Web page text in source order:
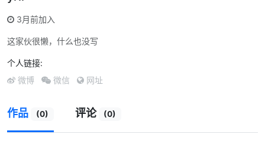
3月前加入
这家伙很懒，什么也没写
个人链接:
微博 微信 网址
作品 (0) 评论 (0)